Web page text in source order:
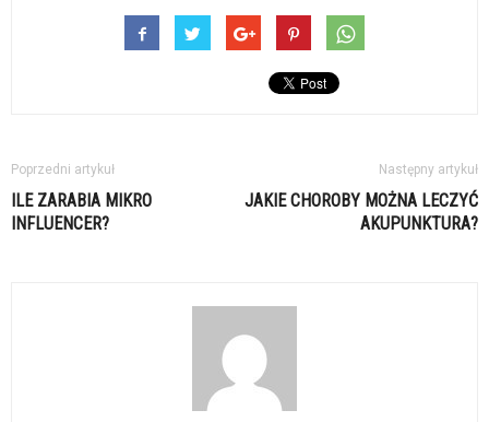
Poprzedni artykuł
ILE ZARABIA MIKRO
INFLUENCER?
Następny artykuł
JAKIE CHOROBY MOŻNA LECZYĆ
AKUPUNKTURA?